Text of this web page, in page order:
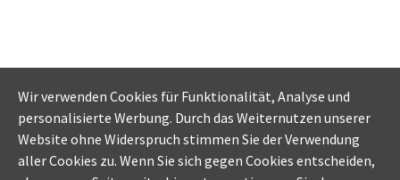
Wir verwenden Cookies für Funktionalität, Analyse und
personalisierte Werbung. Durch das Weiternutzen unserer
Website ohne Widerspruch stimmen Sie der Verwendung
aller Cookies zu. Wenn Sie sich gegen Cookies entscheiden,